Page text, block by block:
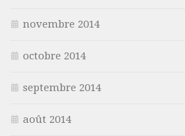
novembre 2014
octobre 2014
septembre 2014
août 2014